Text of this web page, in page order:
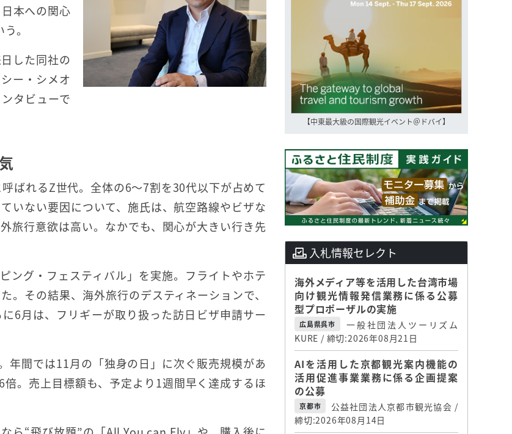
本への関心
。
した同社の
ー・シメオ
タビューで
ばれるZ世代。全体の6～7割を30代以下が占めて
いない要因について、施氏は、航空路線やビザな
旅行意欲は高い。なかでも、関心が大きい行き先
ング・フェスティバル」を実施。フライトやホテ
その結果、海外旅行のデスティネーションで、
6月は、フリギーが取り扱った訪日ビザ申請サー
年間では11月の「独身の日」に次ぐ販売規模があ
。売上目標額も、予定より1週間早く達成するほ
【中東最大級の国際観光イベント＠ドバイ】
入札情報セレクト
海外メディア等を活用した台湾市場
向け観光情報発信業務に係る公募
型プロポーザルの実施
広島県呉市
一般社団法人ツーリズム
KURE / 締切:2026年08月21日
AIを活用した京都観光案内機能の
活用促進事業業務に係る企画提案
の公募
京都市
公益社団法人京都市観光協会 /
締切:2026年08月14日